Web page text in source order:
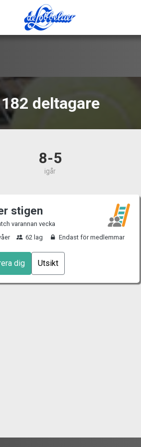
182 deltagare
8-5
igår
stigen
varannan vecka
62 lag Endast för medlemmar
dig Utsikt